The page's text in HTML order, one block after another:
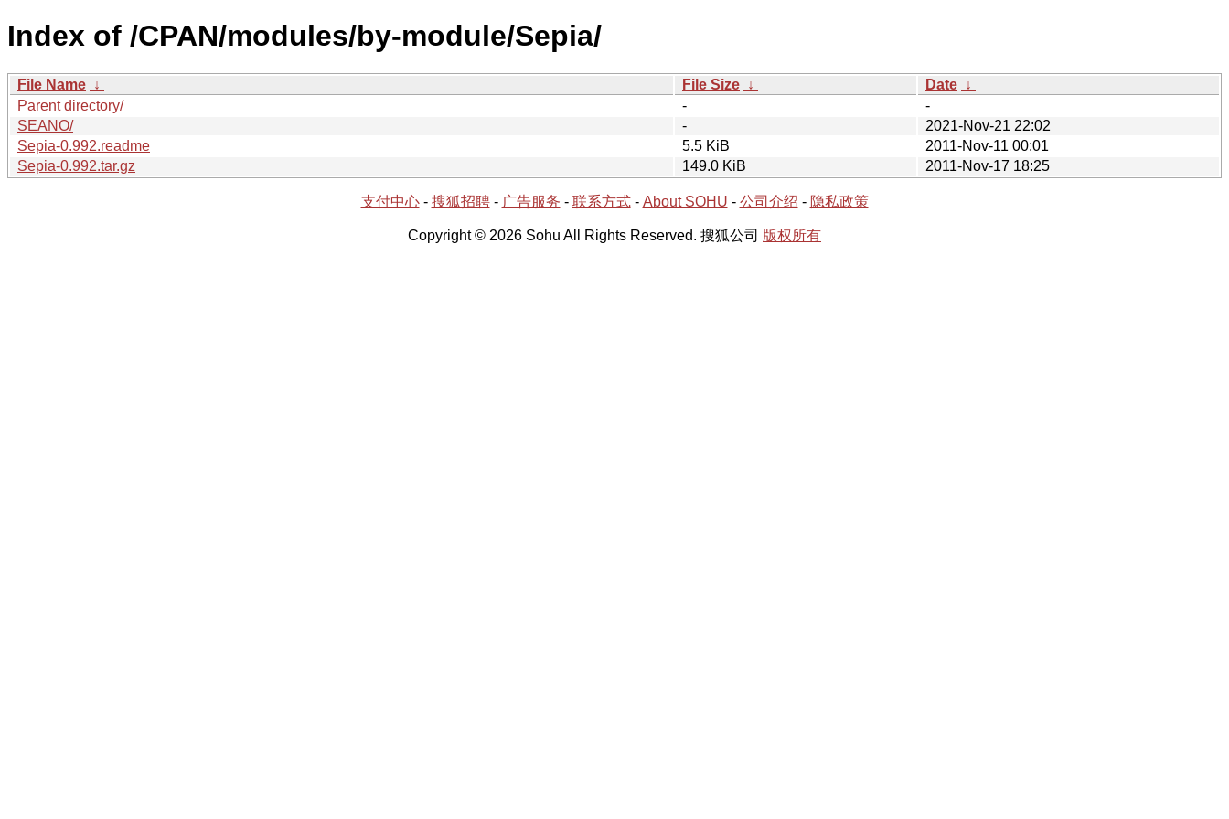
Index of /CPAN/modules/by-module/Sepia/
File Name ↓ File Size ↓ Date ↓
Parent directory/
-
-
SEANO/
-
2021-Nov-21 22:02
Sepia-0.992.readme
5.5 KiB
2011-Nov-11 00:01
Sepia-0.992.tar.gz
149.0 KiB 2011-Nov-17 18:25
支付中心- 搜狐招聘- 广告服务 - 联系方式- About SOHU - 公司介绍 - 隐私政策
Copyright © 2026 Sohu All Rights Reserved. 搜狐公司 版权所有